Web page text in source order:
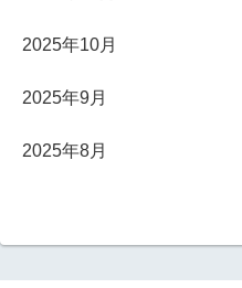
2025年10月
2025年9月
2025年8月